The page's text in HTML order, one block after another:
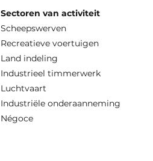
Sectoren van activiteit
Scheepswerven
Recreatieve voertuigen
Land indeling
Industrieel timmerwerk
Luchtvaart
Industriële onderaanneming
Négoce